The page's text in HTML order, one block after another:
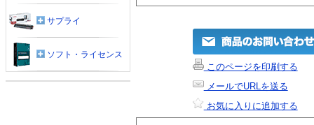
このページを印刷する
メールでURLを送る
お気に入りに追加する
サプライ
ソフト・ライセンス